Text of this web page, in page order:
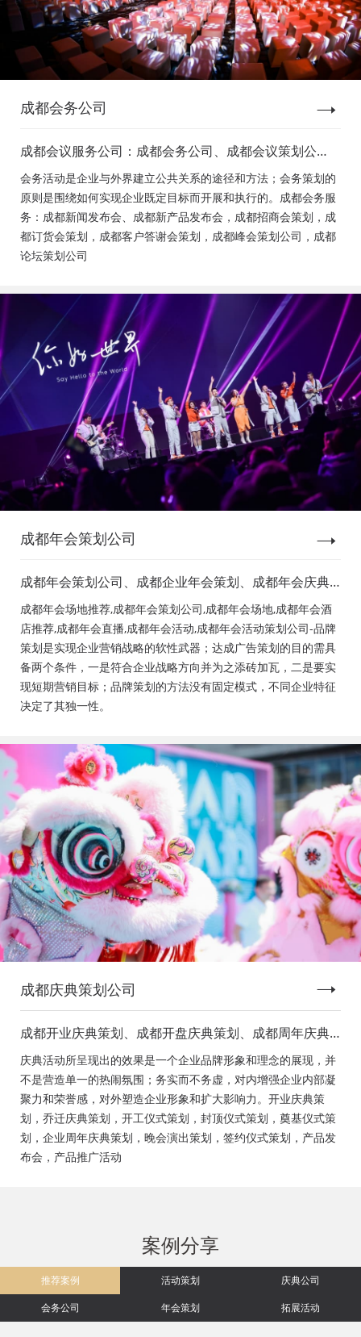
成都会务公司
成都会议服务公司：成都会务公司、成都会议策划公
司、成都新闻发布会策划、成都新产品发布会策划、成
都经销商会议策划、成都招商会策划、成都订货会策
划、成都颁奖会策划、成都客户答谢会策划、成都高峰
论坛策划公司、成都年会策划、成都会议活动策划
会务活动是企业与外界建立公共关系的途径和方法；会务策划的
原则是围绕如何实现企业既定目标而开展和执行的。成都会务服
务：成都新闻发布会、成都新产品发布会，成都招商会策划，成
都订货会策划，成都客户答谢会策划，成都峰会策划公司，成都
论坛策划公司
成都年会策划公司
成都年会策划公司、成都企业年会策划、成都年会庆典
策划、成都年会节目表演、成都年会节目演出、成都年
会活动策划公司、成都年会布置公司，成都年会现场搭
建公司，成都年会节目表演，年会节目创意节目，年会
策划方案详细流程，年会策划，年会致辞发言稿，年会
礼品，年会祝福语
成都年会场地推荐,成都年会策划公司,成都年会场地,成都年会酒
店推荐,成都年会直播,成都年会活动,成都年会活动策划公司-品牌
策划是实现企业营销战略的软性武器；达成广告策划的目的需具
备两个条件，一是符合企业战略方向并为之添砖加瓦，二是要实
现短期营销目标；品牌策划的方法没有固定模式，不同企业特征
决定了其独一性。
成都庆典策划公司
成都开业庆典策划、成都开盘庆典策划、成都周年庆典
策划、成都启动仪式策划、成都揭幕仪式策划、成都开
工仪式策划、成都竣工仪式策划、成都封顶仪式策划、
成都奠基仪式策划、成都签约仪式策划、成都挂牌仪式
策划、成都揭牌仪式策划、成都颁奖典礼策划
庆典活动所呈现出的效果是一个企业品牌形象和理念的展现，并
不是营造单一的热闹氛围；务实而不务虚，对内增强企业内部凝
聚力和荣誉感，对外塑造企业形象和扩大影响力。开业庆典策
划，乔迁庆典策划，开工仪式策划，封顶仪式策划，奠基仪式策
划，企业周年庆典策划，晚会演出策划，签约仪式策划，产品发
布会，产品推广活动
案例分享
推荐案例 活动策划
庆典公司
会务公司
年会策划 拓展活动